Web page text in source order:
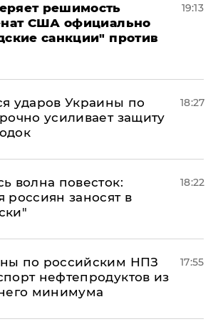
решимость
США официально
санкции" против
19:13
ударов Украины по
усиливает защиту
18:27
волна повесток:
россиян заносят в
18:22
по российским НПЗ
нефтепродуктов из
минимума
17:55